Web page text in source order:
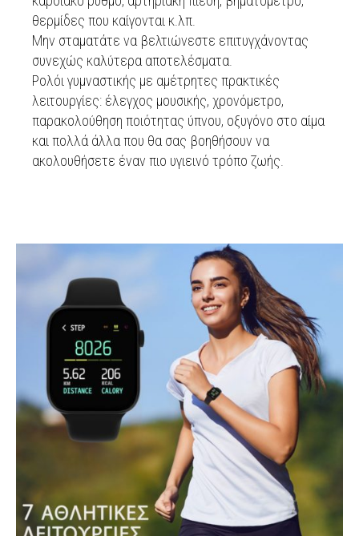
θερμίδες που καίγονται κ.λπ.
Μην σταματάτε να βελτιώνεστε επιτυγχάνοντας
συνεχώς καλύτερα αποτελέσματα.
Ρολόι γυμναστικής με αμέτρητες πρακτικές
λειτουργίες: έλεγχος μουσικής, χρονόμετρο,
παρακολούθηση ποιότητας ύπνου, οξυγόνο στο αίμα
και πολλά άλλα που θα σας βοηθήσουν να
ακολουθήσετε έναν πιο υγιεινό τρόπο ζωής.